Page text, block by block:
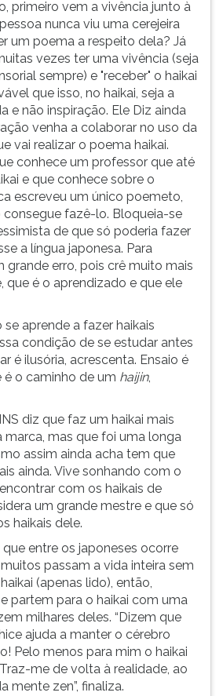
primeiro vem a vivência junto à
nunca viu uma cerejeira
um poema a respeito dela? Já
vezes ter uma vivência (seja
sempre) e "receber" o haikai
que isso, no haikai, seja a
e não inspiração. Ele Diz ainda
venha a colaborar no uso da
vai realizar o poema haikai.
conhece um professor que até
e que conhece sobre o
escreveu um único poemeto,
consegue fazê-lo. Bloqueia-se
de que só poderia fazer
a língua japonesa. Para
grande erro, pois crê muito mais
que é o aprendizado e que ele
se aprende a fazer haikais
condição de se estudar antes
é ilusória, acrescenta. Ensaio é
é o caminho de um haijin,
diz que faz um haikai mais
marca, mas que foi uma longa
assim ainda acha tem que
ainda. Vive sonhando com o
com os haikais de
um grande mestre e que só
haikais dele.
entre os japoneses ocorre
passam a vida inteira sem
(apenas lido), então,
partem para o haikai com uma
milhares deles. “Dizem que
ajuda a manter o cérebro
Pelo menos para mim o haikai
me de volta à realidade, ao
mente zen”, finaliza.